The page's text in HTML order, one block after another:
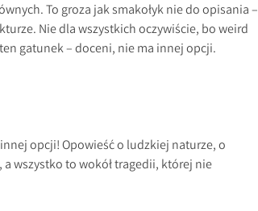
To groza jak smakołyk nie do opisania –
Nie dla wszystkich oczywiście, bo weird
gatunek – doceni, nie ma innej opcji.
opcji! Opowieść o ludzkiej naturze, o
wszystko to wokół tragedii, której nie